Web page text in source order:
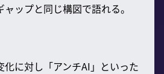
ップと同じ構図で語れる。
化に対し「アンチAI」といった